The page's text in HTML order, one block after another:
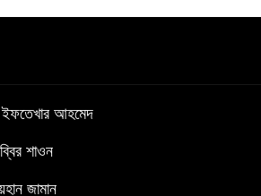
আহমেদ
শাওন
জামান